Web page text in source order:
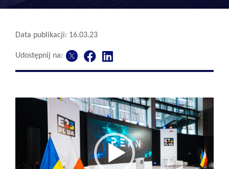
Data publikacji: 16.03.23
Udostępnij na:
Video-
Player